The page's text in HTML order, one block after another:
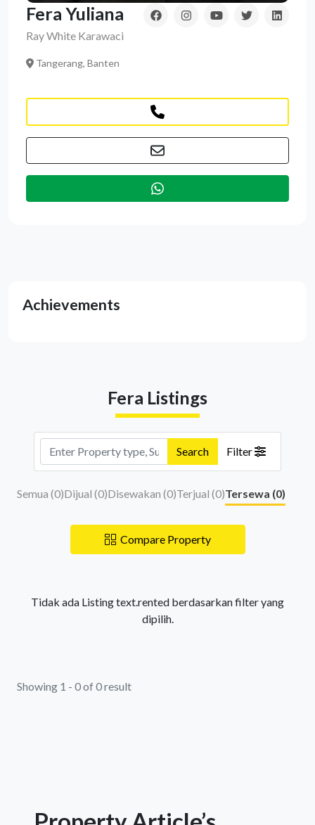
Fera Yuliana
Ray White Karawaci
Tangerang, Banten
Achievements
Fera Listings
Search Filter
Semua (0)Dijual (0)Disewakan (0)Terjual (0)Tersewa (0)
Compare Property
Tidak ada Listing text.rented berdasarkan filter yang
dipilih.
Showing 1 - 0 of 0 result